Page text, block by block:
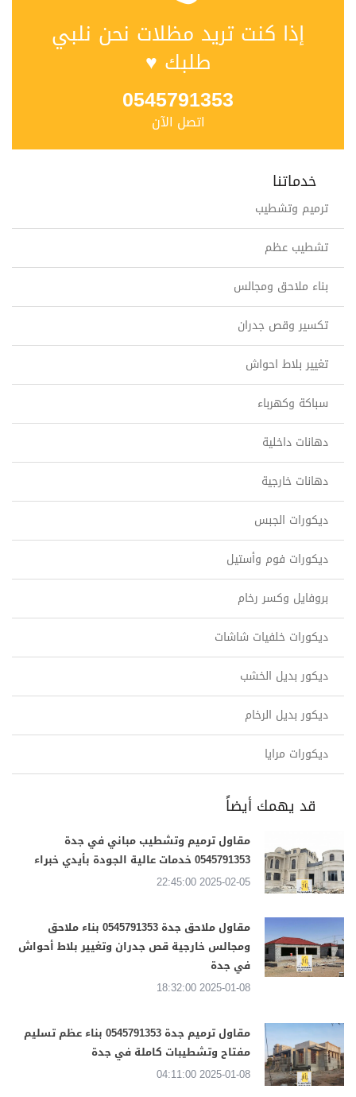
إذا كنت تريد مظلات نحن نلبي
طلبك ♥
0545791353
اتصل الآن
خدماتنا
ترميم وتشطيب
تشطيب عظم
بناء ملاحق ومجالس
تكسير وقص جدران
تغيير بلاط احواش
سباكة وكهرباء
دهانات داخلية
دهانات خارجية
ديكورات الجبس
ديكورات فوم وأستيل
بروفايل وكسر رخام
ديكورات خلفيات شاشات
ديكور بديل الخشب
ديكور بديل الرخام
ديكورات مرايا
قد يهمك أيضاً
مقاول ترميم وتشطيب مباني في جدة
0545791353 خدمات عالية الجودة بأيدي خبراء
2025-02-05 22:45:00
مقاول ملاحق جدة 0545791353 بناء ملاحق
ومجالس خارجية قص جدران وتغيير بلاط أحواش
في جدة
2025-01-08 18:32:00
مقاول ترميم جدة 0545791353 بناء عظم تسليم
مفتاح وتشطيبات كاملة في جدة
2025-01-08 04:11:00